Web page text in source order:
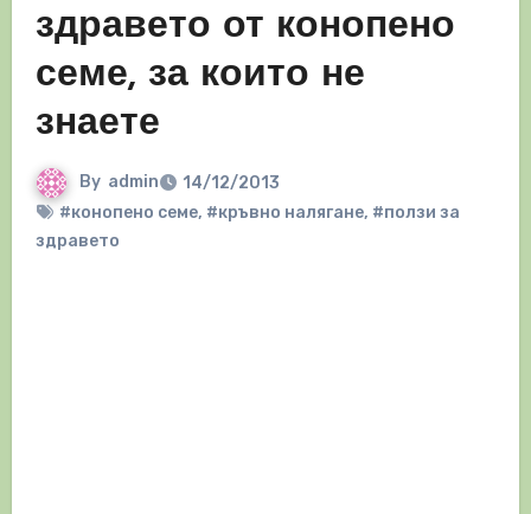
здравето от конопено
семе, за които не
знаете
By admin
14/12/2013
#конопено семе, #кръвно налягане, #ползи за
здравето